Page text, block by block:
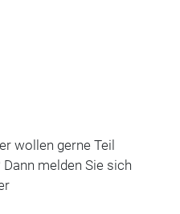
wollen gerne Teil
melden Sie sich